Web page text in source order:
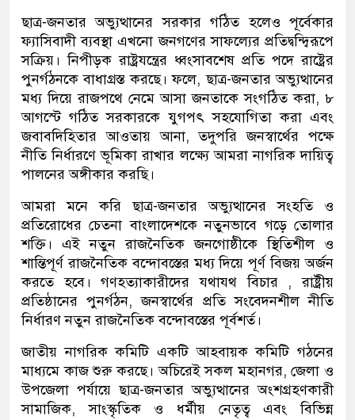
ছাত্র-জনতার অভ্যুত্থানের সরকার গঠিত হলেও পূর্বেকার
ফ্যাসিবাদী ব্যবস্থা এখনো জনগণের সাফল্যের প্রতিদ্বন্দ্বিরূপে
সক্রিয়। নিপীড়ক রাষ্ট্রযন্ত্রের ধ্বংসাবশেষ প্রতি পদে রাষ্ট্রের
পুনর্গঠনকে বাধাগ্রস্ত করছে। ফলে, ছাত্র-জনতার অভ্যুত্থানের
মধ্য দিয়ে রাজপথে নেমে আসা জনতাকে সংগঠিত করা, ৮
আগস্টে গঠিত সরকারকে যুগপৎ সহযোগিতা করা এবং
জবাবদিহিতার আওতায় আনা, তদুপরি জনস্বার্থের পক্ষে
নীতি নির্ধারণে ভূমিকা রাখার লক্ষ্যে আমরা নাগরিক দায়িত্ব
পালনের অঙ্গীকার করছি।
আমরা মনে করি ছাত্র-জনতার অভ্যুত্থানের সংহতি ও
প্রতিরোধের চেতনা বাংলাদেশকে নতুনভাবে গড়ে তোলার
শক্তি। এই নতুন রাজনৈতিক জনগোষ্ঠীকে স্থিতিশীল ও
শান্তিপূর্ণ রাজনৈতিক বন্দোবস্তের মধ্য দিয়ে পূর্ণ বিজয় অর্জন
করতে হবে। গণহত্যাকারীদের যথাযথ বিচার , রাষ্ট্রীয়
প্রতিষ্ঠানের পুনর্গঠন, জনস্বার্থের প্রতি সংবেদনশীল নীতি
নির্ধারণ নতুন রাজনৈতিক বন্দোবস্তের পূর্বশর্ত।
জাতীয় নাগরিক কমিটি একটি আহবায়ক কমিটি গঠনের
মাধ্যমে কাজ শুরু করছে। অচিরেই সকল মহানগর, জেলা ও
উপজেলা পর্যায়ে ছাত্র-জনতার অভ্যুত্থানের অংশগ্রহণকারী
সামাজিক, সাংস্কৃতিক ও ধর্মীয় নেতৃত্ব এবং বিভিন্ন